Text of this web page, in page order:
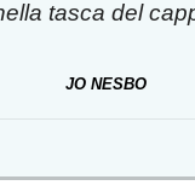
tasca del
JO NESBO